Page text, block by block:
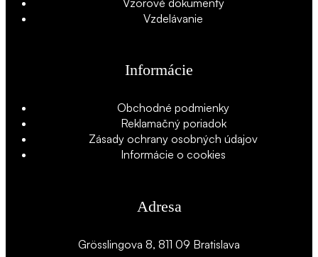
Vzdelávanie
Informácie
Obchodné podmienky
Reklamačný poriadok
Zásady ochrany osobných údajov
Informácie o cookies
Adresa
Grösslingova 8, 811 09 Bratislava